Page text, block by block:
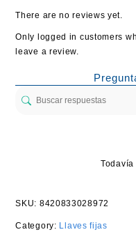
There are no reviews yet.
Only logged in customers
leave a review.
SKU: 8420833028972
Category: Llaves fijas